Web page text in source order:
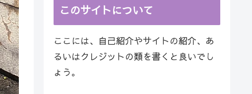
このサイトについて
ここには、自己紹介やサイトの紹介、あ
るいはクレジットの類を書くと良いでし
ょう。